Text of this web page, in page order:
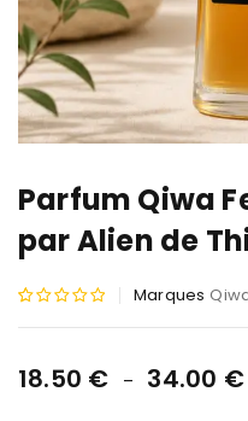
Parfum Qiwa
par Alien de
Noté5.00
1
Marques
18.50 € – 34.00 €